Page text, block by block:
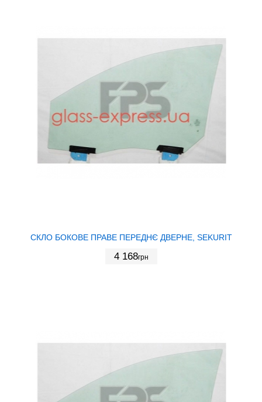
СКЛО БОКОВЕ ПРАВЕ ПЕРЕДНЄ ДВЕРНЕ, SEKURIT
4 168грн